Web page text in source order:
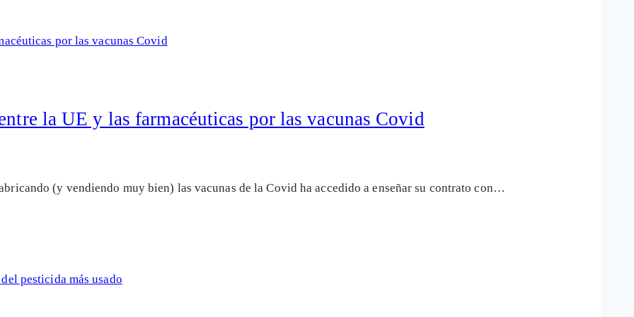
la UE y las farmacéuticas por las vacunas Covid
(y vendiendo muy bien) las vacunas de la Covid ha accedido a enseñar su contrato con…